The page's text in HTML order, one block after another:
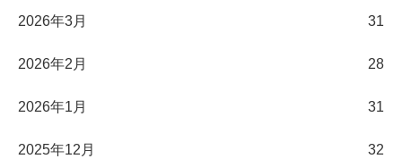
2026年3月 31
2026年2月 28
2026年1月 31
2025年12月 32